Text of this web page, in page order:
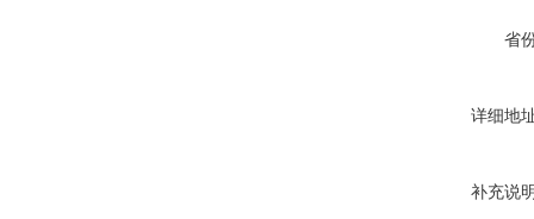
省
详细地
补充说